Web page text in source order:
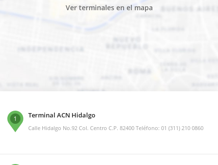
Ver terminales en el mapa
1 Terminal ACN Hidalgo
Calle Hidalgo No.92 Col. Centro C.P. 82400 Teléfono: 01 (311) 210 0860